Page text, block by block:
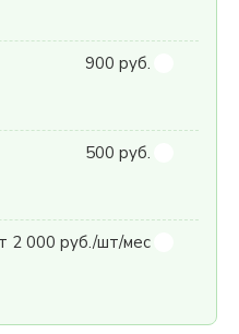
900 руб.
500 руб.
2 000 руб./шт/мес